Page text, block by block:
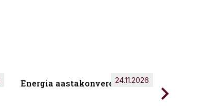
Energia aastakonverents 2026
24.11.2026